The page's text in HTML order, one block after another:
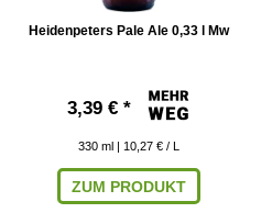
Heidenpeters Pale Ale 0,33 l Mw
3,39 € *
330 ml | 10,27 € / L
ZUM PRODUKT